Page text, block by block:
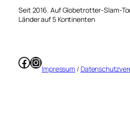
Seit 2016. Auf Globetrotter-Slam-
Länder auf 5 Kontinenten
Facebook
Instagram
Impressum /